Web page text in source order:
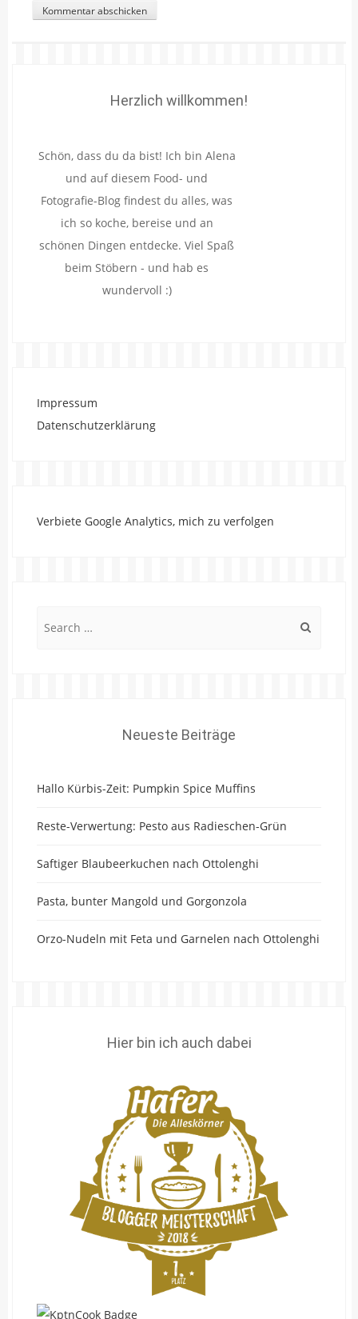
Herzlich willkommen!
Schön, dass du da bist! Ich bin Alena
und auf diesem Food- und
Fotografie-Blog findest du alles, was
ich so koche, bereise und an
schönen Dingen entdecke. Viel Spaß
beim Stöbern - und hab es
wundervoll :)
Impressum
Datenschutzerklärung
Verbiete Google Analytics, mich zu verfolgen
Neueste Beiträge
Hallo Kürbis-Zeit: Pumpkin Spice Muffins
Reste-Verwertung: Pesto aus Radieschen-Grün
Saftiger Blaubeerkuchen nach Ottolenghi
Pasta, bunter Mangold und Gorgonzola
Orzo-Nudeln mit Feta und Garnelen nach Ottolenghi
Hier bin ich auch dabei